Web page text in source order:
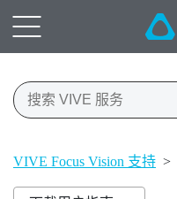
VIVE Focus Vision 支持 >